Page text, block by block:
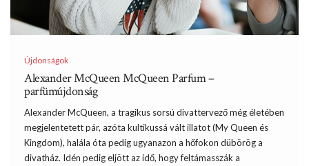
Újdonságok
Alexander McQueen McQueen Parfum –
parfümújdonság
Alexander McQueen, a tragikus sorsú divattervező még életében
megjelentetett pár, azóta kultikussá vált illatot (My Queen és
Kingdom), halála óta pedig ugyanazon a hőfokon dübörög a
divatház. Idén pedig eljött az idő, hogy feltámasszák a